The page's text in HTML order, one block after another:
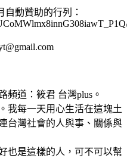
自動贊助的行列：
頻道：筱君 台灣plus。
我每一天用心生活在這塊土
台灣社會的人與事、關係與
也是這樣的人，可不可以幫